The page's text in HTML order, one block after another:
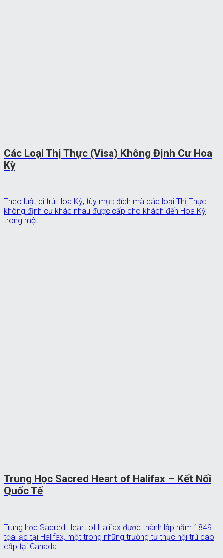
Các Loại Thị Thực (Visa) Không Định Cư Hoa
Kỳ
Theo luật di trú Hoa Kỳ, tùy mục đích mà các loại Thị Thực
không định cư khác nhau được cấp cho khách đến Hoa Kỳ
trong một...
Trung Học Sacred Heart of Halifax – Kết Nối
Quốc Tế
Trung học Sacred Heart of Halifax được thành lập năm 1849
tọa lạc tại Halifax, một trong những trường tư thục nội trú cao
cấp tại Canada...